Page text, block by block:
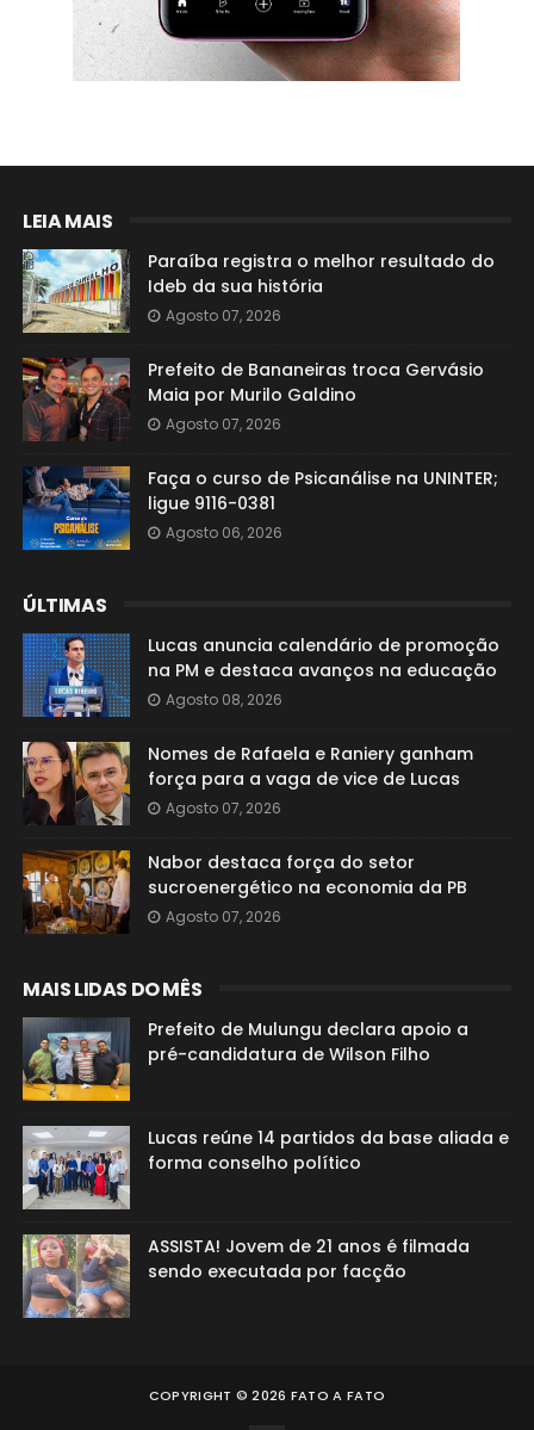
LEIA MAIS
Paraíba registra o melhor resultado do
Ideb da sua história
Agosto 07, 2026
Prefeito de Bananeiras troca Gervásio
Maia por Murilo Galdino
Agosto 07, 2026
Faça o curso de Psicanálise na UNINTER;
ligue 9116-0381
Agosto 06, 2026
ÚLTIMAS
Lucas anuncia calendário de promoção
na PM e destaca avanços na educação
Agosto 08, 2026
Nomes de Rafaela e Raniery ganham
força para a vaga de vice de Lucas
Agosto 07, 2026
Nabor destaca força do setor
sucroenergético na economia da PB
Agosto 07, 2026
MAIS LIDAS DO MÊS
Prefeito de Mulungu declara apoio a
pré-candidatura de Wilson Filho
Lucas reúne 14 partidos da base aliada e
forma conselho político
ASSISTA! Jovem de 21 anos é filmada
sendo executada por facção
COPYRIGHT ©2026 FATO A FATO